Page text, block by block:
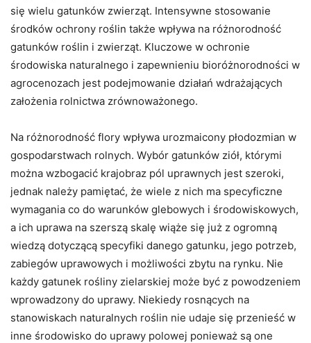
się wielu gatunków zwierząt. Intensywne stosowanie
środków ochrony roślin także wpływa na różnorodność
gatunków roślin i zwierząt. Kluczowe w ochronie
środowiska naturalnego i zapewnieniu bioróżnorodności w
agrocenozach jest podejmowanie działań wdrażających
założenia rolnictwa zrównoważonego.
Na różnorodność flory wpływa urozmaicony płodozmian w
gospodarstwach rolnych. Wybór gatunków ziół, którymi
można wzbogacić krajobraz pól uprawnych jest szeroki,
jednak należy pamiętać, że wiele z nich ma specyficzne
wymagania co do warunków glebowych i środowiskowych,
a ich uprawa na szerszą skalę wiąże się już z ogromną
wiedzą dotyczącą specyfiki danego gatunku, jego potrzeb,
zabiegów uprawowych i możliwości zbytu na rynku. Nie
każdy gatunek rośliny zielarskiej może być z powodzeniem
wprowadzony do uprawy. Niekiedy rosnących na
stanowiskach naturalnych roślin nie udaje się przenieść w
inne środowisko do uprawy polowej ponieważ są one